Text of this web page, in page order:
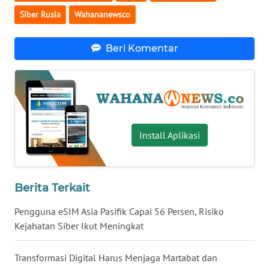
Siber Rusia Wahananewsco
Beri Komentar
Install Aplikasi
Berita Terkait
Pengguna eSIM Asia Pasifik Capai 56 Persen, Risiko
Kejahatan Siber Ikut Meningkat
Transformasi Digital Harus Menjaga Martabat dan
WN
WN
SULTRA
WN
NTB
SULTENG
WN
SULBAR